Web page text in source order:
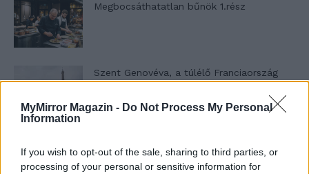
MyMirror Magazin - Do Not Process My Personal
Information
If you wish to opt-out of the sale, sharing to third parties, or
processing of your personal or sensitive information for
Megbocsáthatatlan bűnök 1.rész
Szent Genovéva, a túlélő Franciaország